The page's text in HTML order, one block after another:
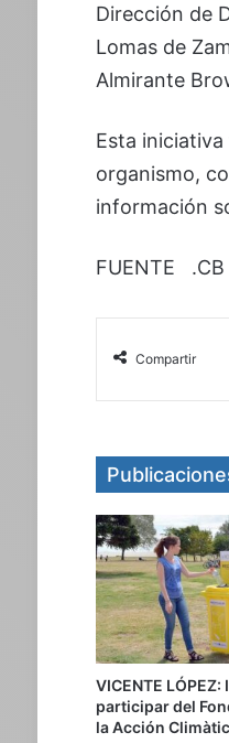
Dirección de
Lomas de
Almirante
Esta
organismo,
información
FUENTE .CB
Compartir
VICENTE
participar del
la Acción